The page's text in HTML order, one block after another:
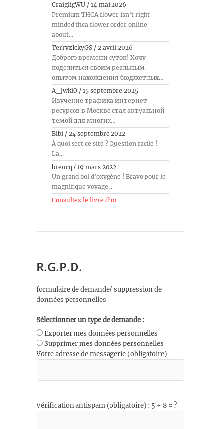
CraigligWU / 14 mai 2026
Premium THCA flower isn't right-
minded thca flower order online
about...
TerryzIckyGS / 2 avril 2026
Доброго времени суток! Хочу
поделиться своим реальным
опытом нахождения бюджетных...
A_jwkiO / 15 septembre 2025
Изучение трафика интернет-
ресурсов в Москве стал актуальной
темой для многих...
Bibi / 24 septembre 2022
À quoi sert ce site ? Question facile !
La...
breucq / 19 mars 2022
Un grand bol d'oxygène ! Bravo pour le
magnifique voyage...
Consultez le livre d’or
R.G.P.D.
formulaire de demande/ suppression de
données personnelles
Sélectionner un type de demande :
Exporter mes données personnelles
Supprimer mes données personnelles
Votre adresse de messagerie (obligatoire)
Vérification antispam (obligatoire) : 5 + 8 = ?